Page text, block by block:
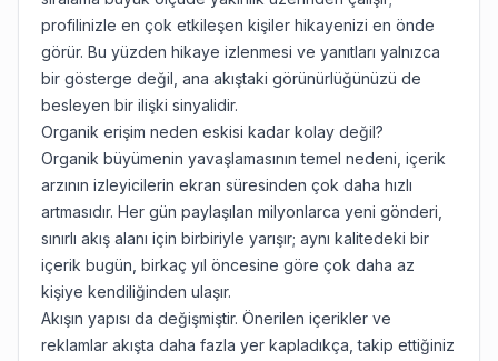
profilinizle en çok etkileşen kişiler hikayenizi en önde
görür. Bu yüzden hikaye izlenmesi ve yanıtları yalnızca
bir gösterge değil, ana akıştaki görünürlüğünüzü de
besleyen bir ilişki sinyalidir.
Organik erişim neden eskisi kadar kolay değil?
Organik büyümenin yavaşlamasının temel nedeni, içerik
arzının izleyicilerin ekran süresinden çok daha hızlı
artmasıdır. Her gün paylaşılan milyonlarca yeni gönderi,
sınırlı akış alanı için birbiriyle yarışır; aynı kalitedeki bir
içerik bugün, birkaç yıl öncesine göre çok daha az
kişiye kendiliğinden ulaşır.
Akışın yapısı da değişmiştir. Önerilen içerikler ve
reklamlar akışta daha fazla yer kapladıkça, takip ettiğiniz